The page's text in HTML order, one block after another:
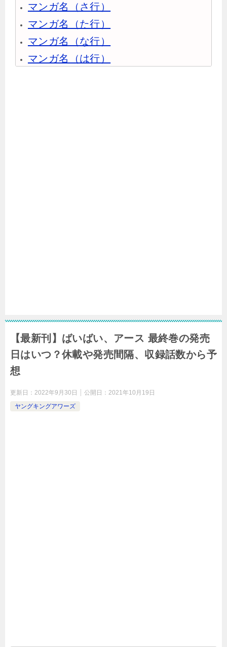
マンガ名（さ行）
マンガ名（た行）
マンガ名（な行）
マンガ名（は行）
【最新刊】ばいばい、アース 最終巻の発売
日はいつ？休載や発売間隔、収録話数から予
想
更新日： 2022年9月30日 公開日： 2021年10月19日
ヤングキングアワーズ